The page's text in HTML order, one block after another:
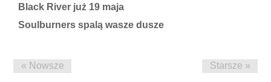
Black River już 19 maja
Soulburners spalą wasze dusze
« Nowsze Starsze »